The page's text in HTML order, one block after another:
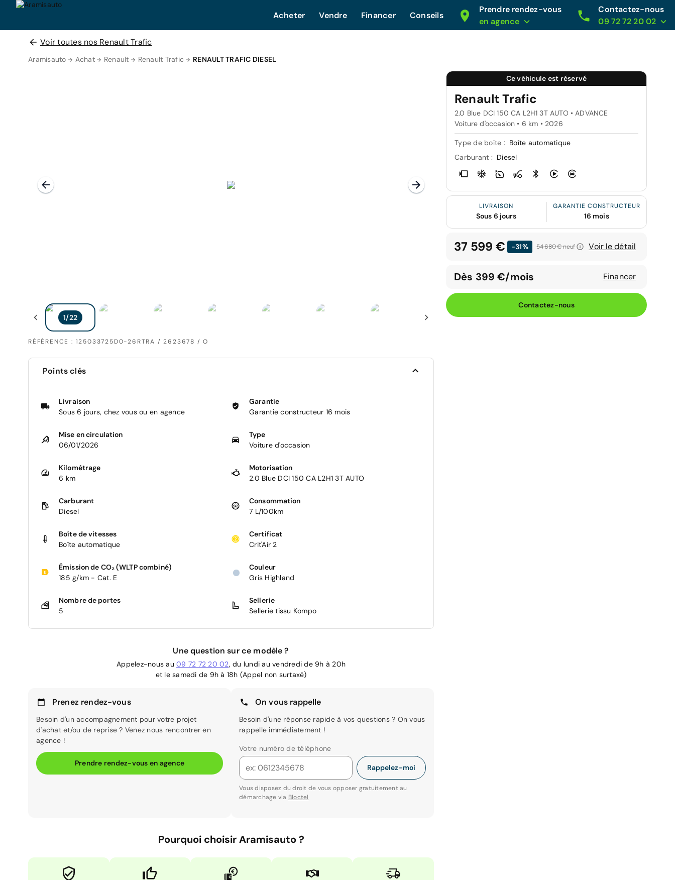
Acheter Vendre Financer Conseils
Prendre rendez-vous
en agence
Contactez-nous
09 72 72 20 02
Voir toutes nos Renault Trafic
Aramisauto Achat Renault Renault Trafic RENAULT TRAFIC DIESEL
RÉFÉRENCE : 125033725D0-26RTRA / 2623678 / O
Ce véhicule est réservé
Renault Trafic
2.0 Blue DCI 150 CA L2H1 3T AUTO • ADVANCE
Voiture d'occasion • 6 km • 2026
Type de boîte : Boîte automatique
Carburant : Diesel
LIVRAISON
Sous 6 jours
GARANTIE CONSTRUCTEUR
16 mois
37 599 € -31% 54 680 €neuf Voir le détail
Dès 399 €/mois Financer
Contactez-nous
Points clés
Livraison
Sous 6 jours, chez vous ou en agence
Garantie
Garantie constructeur 16 mois
Mise en circulation
06/01/2026
Type
Voiture d'occasion
Kilométrage
6 km
Motorisation
2.0 Blue DCI 150 CA L2H1 3T AUTO
Carburant
Diesel
Consommation
7 L/100km
Boîte de vitesses
Boîte automatique
Certificat
Crit'Air 2
Émission de CO₂ (WLTP combiné)
185 g/km - Cat. E
Couleur
Gris Highland
Nombre de portes
5
Sellerie
Sellerie tissu Kompo
Une question sur ce modèle ?
Appelez-nous au 09 72 72 20 02, du lundi au vendredi de 9h à 20h
et le samedi de 9h à 18h (Appel non surtaxé)
Prenez rendez-vous
Besoin d'un accompagnement pour votre projet
d'achat et/ou de reprise ? Venez nous rencontrer en
agence !
Prendre rendez-vous en agence
On vous rappelle
Besoin d'une réponse rapide à vos questions ? On vous
rappelle immédiatement !
Votre numéro de téléphone
Rappelez-moi
Vous disposez du droit de vous opposer gratuitement au
démarchage via Bloctel
Pourquoi choisir Aramisauto ?